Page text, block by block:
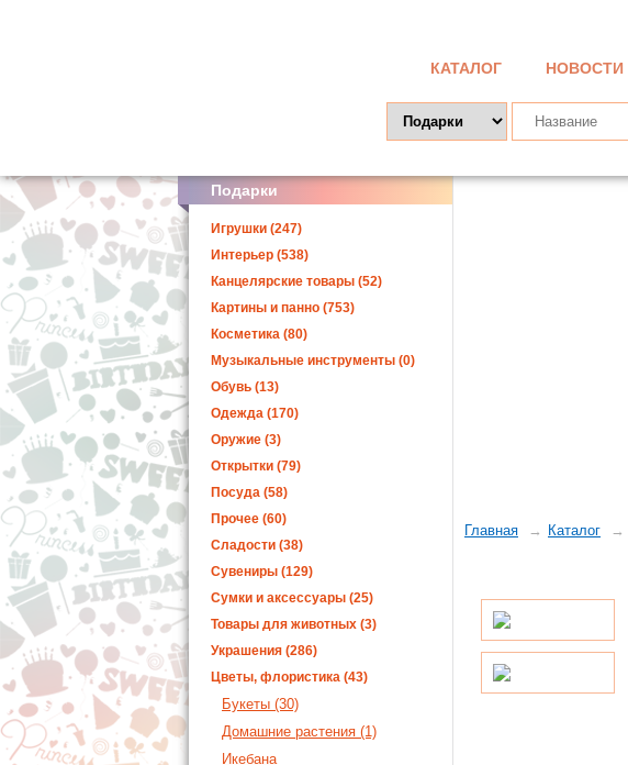
КАТАЛОГ НОВОСТИ
Главная Каталог
Подарки
Игрушки (247)
Интерьер (538)
Канцелярские товары (52)
Картины и панно (753)
Косметика (80)
Музыкальные инструменты (0)
Обувь (13)
Одежда (170)
Оружие (3)
Открытки (79)
Посуда (58)
Прочее (60)
Сладости (38)
Сувениры (129)
Сумки и аксессуары (25)
Товары для животных (3)
Украшения (286)
Цветы, флористика (43)
Букеты (30)
Домашние растения (1)
Икебана